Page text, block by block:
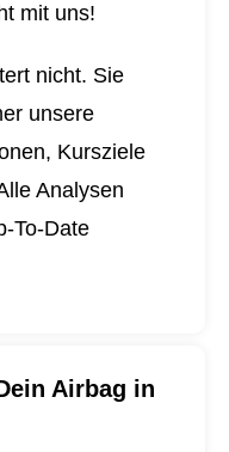
mit uns!
nicht. Sie
unsere
Kursziele
Analysen
To-Date
Airbag in